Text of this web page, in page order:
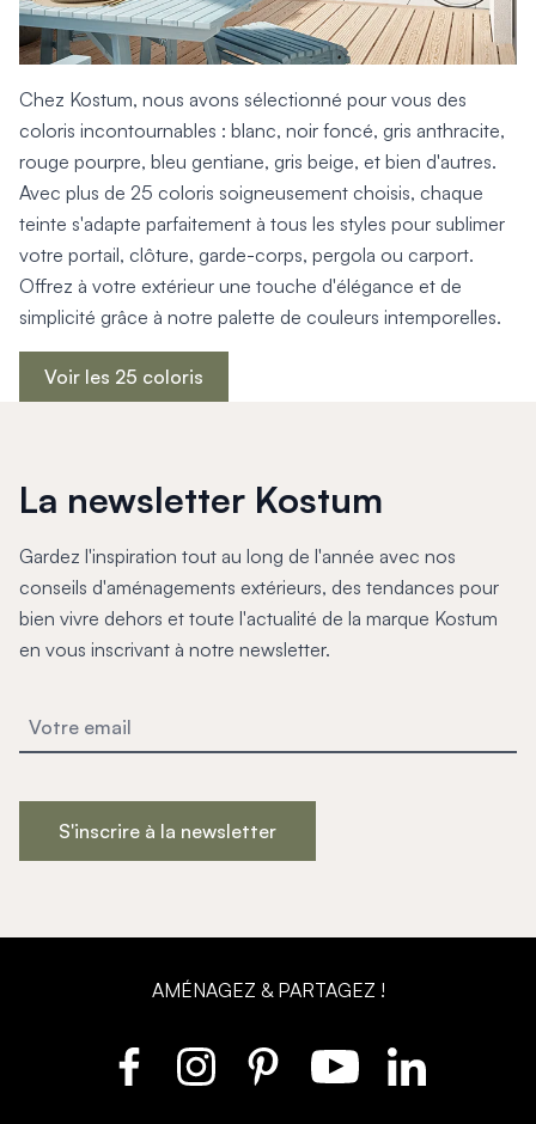
Chez Kostum, nous avons sélectionné pour vous des
coloris incontournables : blanc, noir foncé, gris anthracite,
rouge pourpre, bleu gentiane, gris beige, et bien d'autres.
Avec plus de 25 coloris soigneusement choisis, chaque
teinte s'adapte parfaitement à tous les styles pour sublimer
votre portail, clôture, garde-corps, pergola ou carport.
Offrez à votre extérieur une touche d'élégance et de
simplicité grâce à notre palette de couleurs intemporelles.
Voir les 25 coloris
La newsletter Kostum
Gardez l'inspiration tout au long de l'année avec nos
conseils d'aménagements extérieurs, des tendances pour
bien vivre dehors et toute l'actualité de la marque Kostum
en vous inscrivant à notre newsletter.
S'inscrire à la newsletter
AMÉNAGEZ & PARTAGEZ !